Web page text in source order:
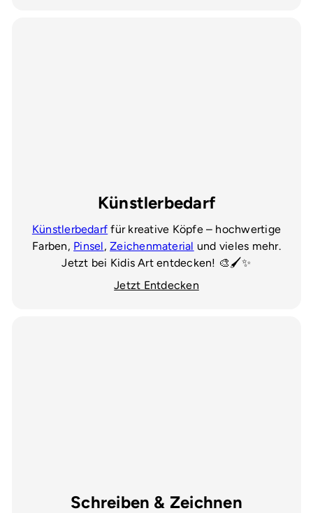
Künstlerbedarf
Künstlerbedarf für kreative Köpfe – hochwertige
Farben, Pinsel,Zeichenmaterial und vieles mehr.
Jetzt bei Kidis Art entdecken! 🎨🖌️✨
Jetzt Entdecken
Schreiben & Zeichnen